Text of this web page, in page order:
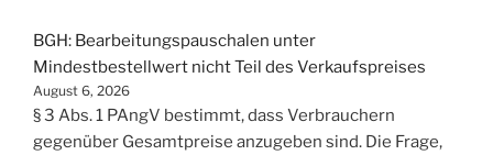
BGH: Bearbeitungspauschalen unter
Mindestbestellwert nicht Teil des Verkaufspreises
August 6, 2026
§ 3 Abs. 1 PAngV bestimmt, dass Verbrauchern
gegenüber Gesamtpreise anzugeben sind. Die Frage,